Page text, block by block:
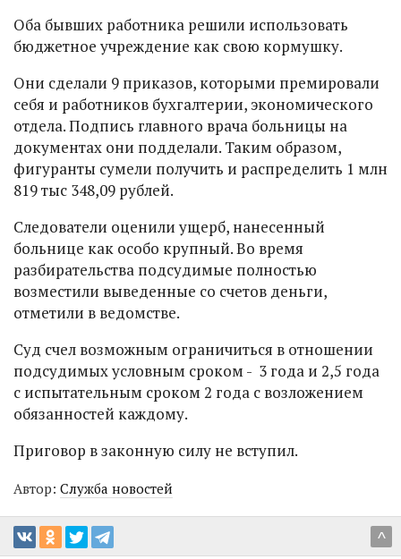
Оба бывших работника решили использовать
бюджетное учреждение как свою кормушку.
Они сделали 9 приказов, которыми премировали
себя и работников бухгалтерии, экономического
отдела. Подпись главного врача больницы на
документах они подделали. Таким образом,
фигуранты сумели получить и распределить 1 млн
819 тыс 348,09 рублей.
Следователи оценили ущерб, нанесенный
больнице как особо крупный. Во время
разбирательства подсудимые полностью
возместили выведенные со счетов деньги,
отметили в ведомстве.
Суд счел возможным ограничиться в отношении
подсудимых условным сроком - 3 года и 2,5 года
с испытательным сроком 2 года с возложением
обязанностей каждому.
Приговор в законную силу не вступил.
Автор: Служба новостей
^